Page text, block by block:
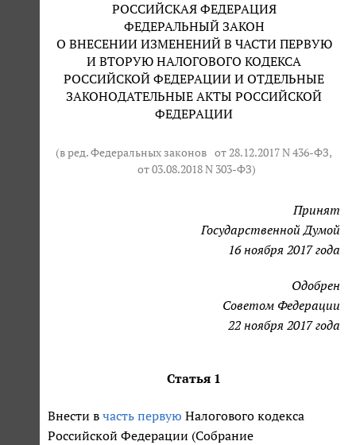
РОССИЙСКАЯ ФЕДЕРАЦИЯ
ФЕДЕРАЛЬНЫЙ ЗАКОН
О ВНЕСЕНИИ ИЗМЕНЕНИЙ В ЧАСТИ ПЕРВУЮ
И ВТОРУЮ НАЛОГОВОГО КОДЕКСА
РОССИЙСКОЙ ФЕДЕРАЦИИ И ОТДЕЛЬНЫЕ
ЗАКОНОДАТЕЛЬНЫЕ АКТЫ РОССИЙСКОЙ
ФЕДЕРАЦИИ
(в ред. Федеральных законов от 28.12.2017 N 436-ФЗ,
от 03.08.2018 N 303-ФЗ)
Принят
Государственной Думой
16 ноября 2017 года
Одобрен
Советом Федерации
22 ноября 2017 года
Статья 1
Внести в часть первую Налогового кодекса
Российской Федерации (Собрание